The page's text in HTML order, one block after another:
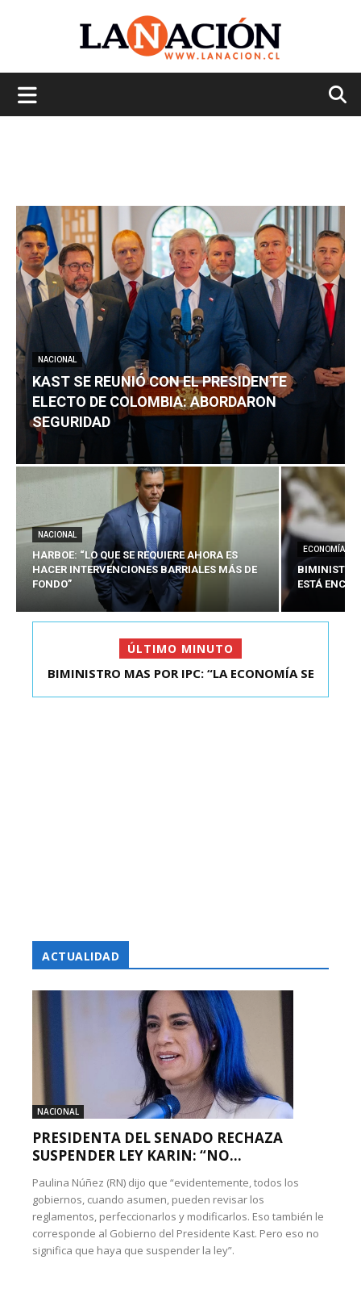
NACIONAL
KAST SE REUNIÓ CON EL PRESIDENTE
ELECTO DE COLOMBIA: ABORDARON
SEGURIDAD
NACIONAL
HARBOE: “LO QUE SE REQUIERE AHORA ES
HACER INTERVENCIONES BARRIALES MÁS DE
FONDO”
ECONOMÍA
BIMINISTRO
ESTÁ
ÚLTIMO MINUTO
KAST SE REUNIÓ CON EL PRESIDENTE ELECTO DE
BIMINISTRO MAS POR IPC: “LA ECONOMÍA SE
ACTUALIDAD
NACIONAL
PRESIDENTA DEL SENADO RECHAZA
SUSPENDER LEY KARIN: “NO...
Paulina Núñez (RN) dijo que “evidentemente, todos los
gobiernos, cuando asumen, pueden revisar los
reglamentos, perfeccionarlos y modificarlos. Eso también le
corresponde al Gobierno del Presidente Kast. Pero eso no
significa que haya que suspender la ley”.